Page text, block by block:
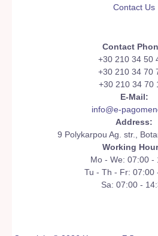
Contact Us
Contact
+30 210 34 50
+30 210 34 70
+30 210 34 70
E-Mail:
info@e-
Address:
9 Polykarpou Ag. str.,
Working
Mo - We: 07:00 -
Tu - Th - Fr: 07:00
Sa: 07:00 -